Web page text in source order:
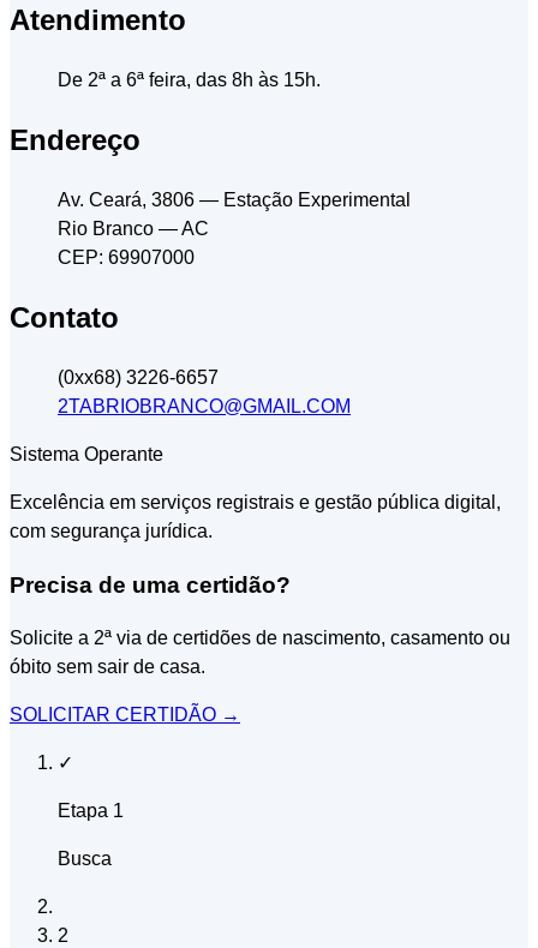
Atendimento
De 2ª a 6ª feira, das 8h às 15h.
Endereço
Av. Ceará, 3806 — Estação Experimental
Rio Branco — AC
CEP: 69907000
Contato
(0xx68) 3226-6657
2TABRIOBRANCO@GMAIL.COM
Sistema Operante
Excelência em serviços registrais e gestão pública digital,
com segurança jurídica.
Precisa de uma certidão?
Solicite a 2ª via de certidões de nascimento, casamento ou
óbito sem sair de casa.
SOLICITAR CERTIDÃO →
✓
Etapa 1
Busca
2